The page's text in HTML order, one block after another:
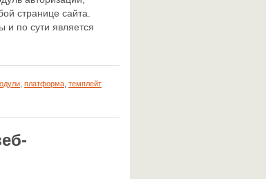
странице сайта.
и по сути является
платформа темплейт